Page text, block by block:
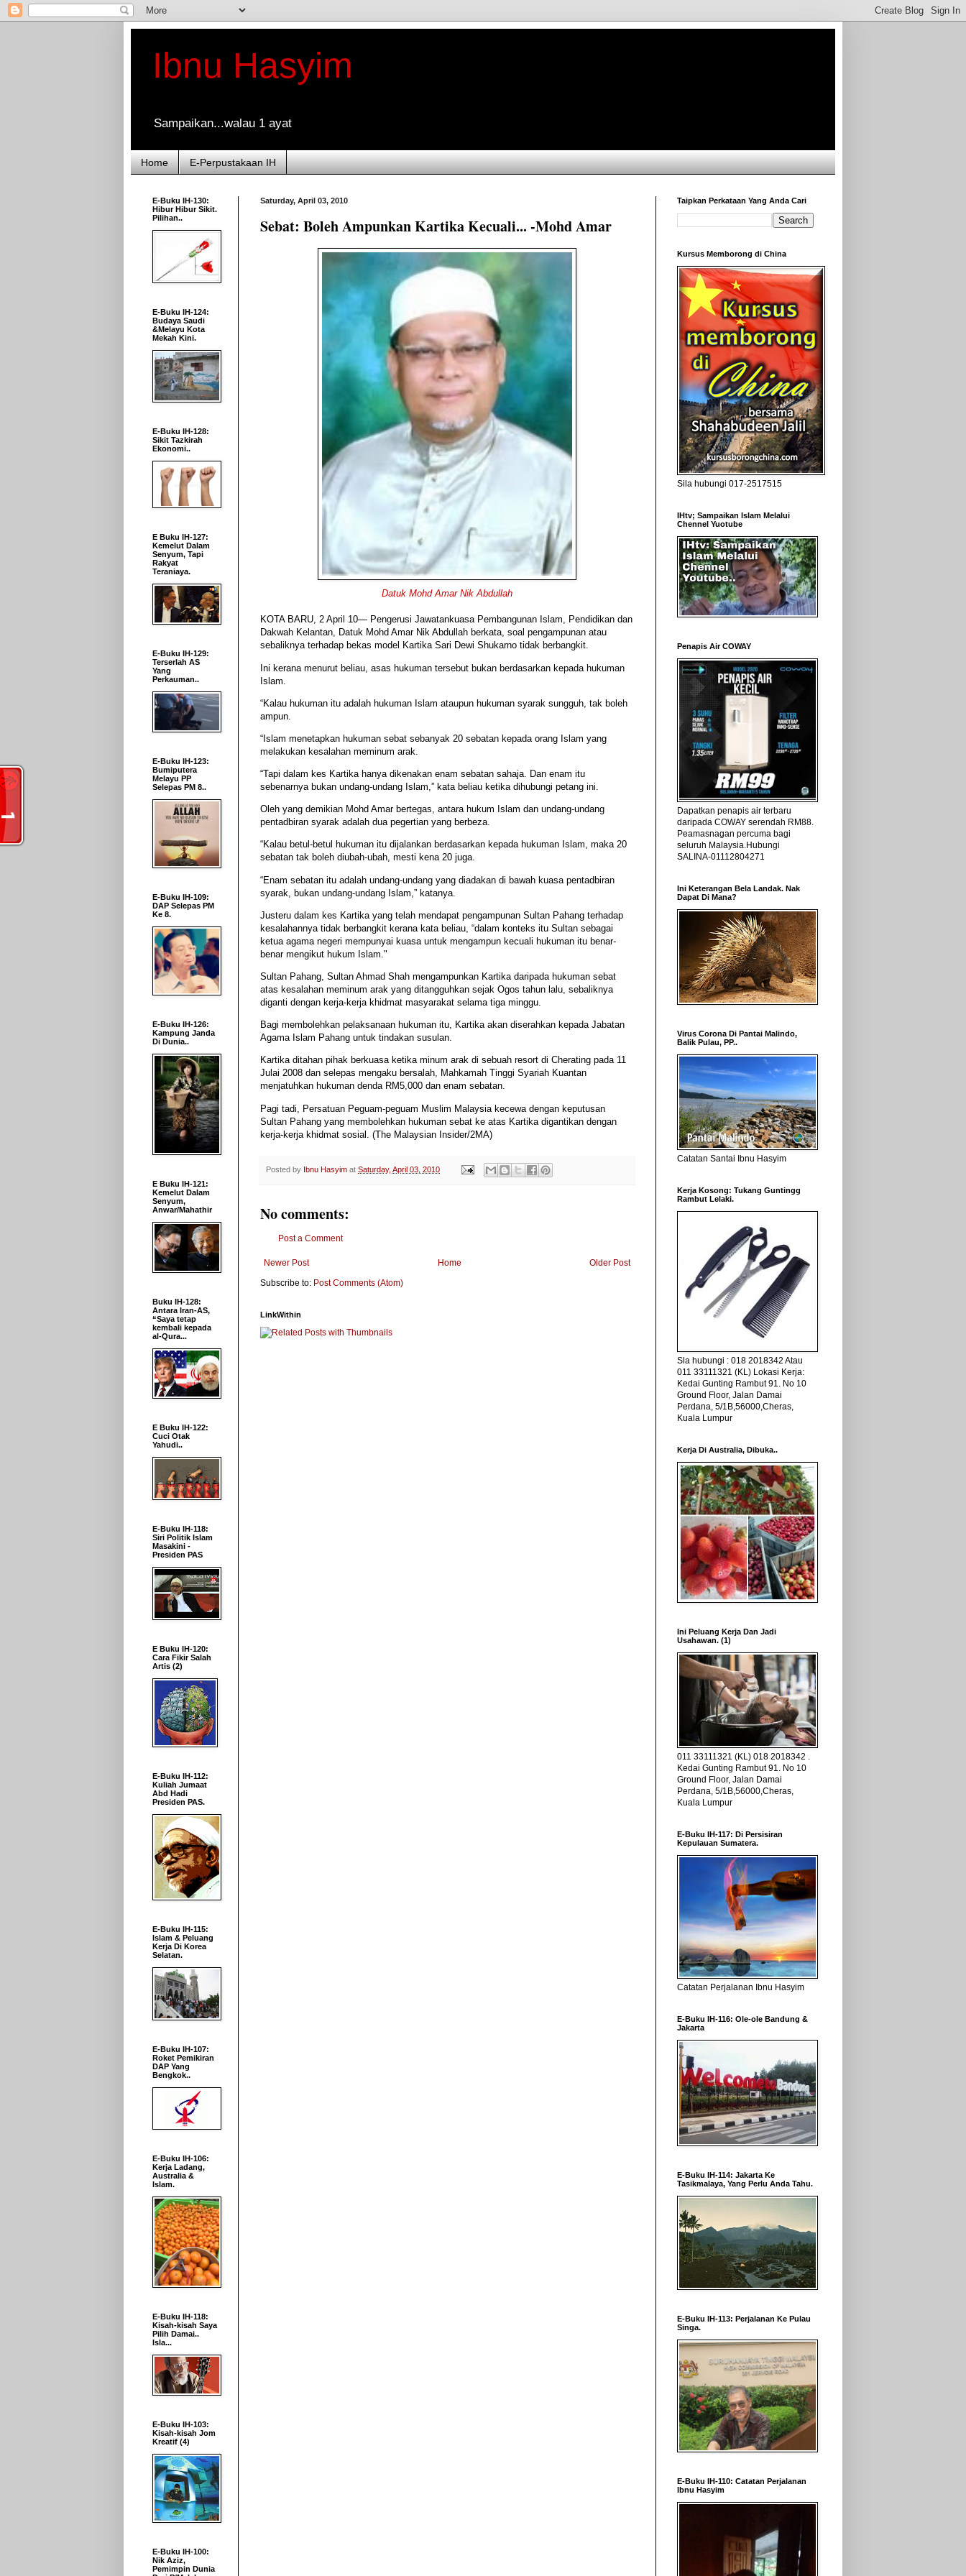
Ibnu Hasyim
Sampaikan...walau 1 ayat
Home E-Perpustakaan IH
Saturday, April 03, 2010
Sebat: Boleh Ampunkan Kartika Kecuali... -Mohd Amar
Datuk Mohd Amar Nik Abdullah
KOTA BARU, 2 April 10— Pengerusi Jawatankuasa Pembangunan Islam, Pendidikan dan
Dakwah Kelantan, Datuk Mohd Amar Nik Abdullah berkata, soal pengampunan atau
sebaliknya terhadap bekas model Kartika Sari Dewi Shukarno tidak berbangkit.
Ini kerana menurut beliau, asas hukuman tersebut bukan berdasarkan kepada hukuman
Islam.
“Kalau hukuman itu adalah hukuman Islam ataupun hukuman syarak sungguh, tak boleh
ampun.
“Islam menetapkan hukuman sebat sebanyak 20 sebatan kepada orang Islam yang
melakukan kesalahan meminum arak.
“Tapi dalam kes Kartika hanya dikenakan enam sebatan sahaja. Dan enam itu
sebenarnya bukan undang-undang Islam,” kata beliau ketika dihubungi petang ini.
Oleh yang demikian Mohd Amar bertegas, antara hukum Islam dan undang-undang
pentadbiran syarak adalah dua pegertian yang berbeza.
“Kalau betul-betul hukuman itu dijalankan berdasarkan kepada hukuman Islam, maka 20
sebatan tak boleh diubah-ubah, mesti kena 20 juga.
“Enam sebatan itu adalah undang-undang yang diadakan di bawah kuasa pentadbiran
syarak, bukan undang-undang Islam,” katanya.
Justeru dalam kes Kartika yang telah mendapat pengampunan Sultan Pahang terhadap
kesalahannya tidak berbangkit kerana kata beliau, “dalam konteks itu Sultan sebagai
ketua agama negeri mempunyai kuasa untuk mengampun kecuali hukuman itu benar-
benar mengikut hukum Islam."
Sultan Pahang, Sultan Ahmad Shah mengampunkan Kartika daripada hukuman sebat
atas kesalahan meminum arak yang ditangguhkan sejak Ogos tahun lalu, sebaliknya
diganti dengan kerja-kerja khidmat masyarakat selama tiga minggu.
Bagi membolehkan pelaksanaan hukuman itu, Kartika akan diserahkan kepada Jabatan
Agama Islam Pahang untuk tindakan susulan.
Kartika ditahan pihak berkuasa ketika minum arak di sebuah resort di Cherating pada 11
Julai 2008 dan selepas mengaku bersalah, Mahkamah Tinggi Syariah Kuantan
menjatuhkan hukuman denda RM5,000 dan enam sebatan.
Pagi tadi, Persatuan Peguam-peguam Muslim Malaysia kecewa dengan keputusan
Sultan Pahang yang membolehkan hukuman sebat ke atas Kartika digantikan dengan
kerja-kerja khidmat sosial. (The Malaysian Insider/2MA)
Posted by Ibnu Hasyim at Saturday, April 03, 2010
No comments:
Post a Comment
Newer Post Older Post
Home
Subscribe to: Post Comments (Atom)
LinkWithin
E-Buku IH-130:
Hibur Hibur Sikit.
Pilihan..
E-Buku IH-124:
Budaya Saudi
&Melayu Kota
Mekah Kini.
E-Buku IH-128:
Sikit Tazkirah
Ekonomi..
E Buku IH-127:
Kemelut Dalam
Senyum, Tapi
Rakyat
Teraniaya.
E-Buku IH-129:
Terserlah AS
Yang
Perkauman..
E-Buku IH-123:
Bumiputera
Melayu PP
Selepas PM 8..
E-Buku IH-109:
DAP Selepas PM
Ke 8.
E-Buku IH-126:
Kampung Janda
Di Dunia..
E Buku IH-121:
Kemelut Dalam
Senyum,
Anwar/Mahathir
Buku IH-128:
Antara Iran-AS,
“Saya tetap
kembali kepada
al-Qura...
E Buku IH-122:
Cuci Otak
Yahudi..
E-Buku IH-118:
Siri Politik Islam
Masakini -
Presiden PAS
E Buku IH-120:
Cara Fikir Salah
Artis (2)
E-Buku IH-112:
Kuliah Jumaat
Abd Hadi
Presiden PAS.
E-Buku IH-115:
Islam & Peluang
Kerja Di Korea
Selatan.
E-Buku IH-107:
Roket Pemikiran
DAP Yang
Bengkok..
E-Buku IH-106:
Kerja Ladang,
Australia &
Islam.
E-Buku IH-118:
Kisah-kisah Saya
Pilih Damai..
Isla...
E-Buku IH-103:
Kisah-kisah Jom
Kreatif (4)
E-Buku IH-100:
Nik Aziz,
Pemimpin Dunia
Taipkan Perkataan Yang Anda Cari
Kursus Memborong di China
Sila hubungi 017-2517515
IHtv; Sampaikan Islam Melalui
Chennel Yuotube
Penapis Air COWAY
Dapatkan penapis air terbaru
daripada COWAY serendah RM88.
Peamasnagan percuma bagi
seluruh Malaysia.Hubungi
SALINA-01112804271
Ini Keterangan Bela Landak. Nak
Dapat Di Mana?
Virus Corona Di Pantai Malindo,
Balik Pulau, PP..
Catatan Santai Ibnu Hasyim
Kerja Kosong: Tukang Guntingg
Rambut Lelaki.
Sla hubungi : 018 2018342 Atau
011 33111321 (KL) Lokasi Kerja:
Kedai Gunting Rambut 91. No 10
Ground Floor, Jalan Damai
Perdana, 5/1B,56000,Cheras,
Kuala Lumpur
Kerja Di Australia, Dibuka..
Ini Peluang Kerja Dan Jadi
Usahawan. (1)
011 33111321 (KL) 018 2018342 .
Kedai Gunting Rambut 91. No 10
Ground Floor, Jalan Damai
Perdana, 5/1B,56000,Cheras,
Kuala Lumpur
E-Buku IH-117: Di Persisiran
Kepulauan Sumatera.
Catatan Perjalanan Ibnu Hasyim
E-Buku IH-116: Ole-ole Bandung &
Jakarta
E-Buku IH-114: Jakarta Ke
Tasikmalaya, Yang Perlu Anda Tahu.
E-Buku IH-113: Perjalanan Ke Pulau
Singa.
E-Buku IH-110: Catatan Perjalanan
Ibnu Hasyim